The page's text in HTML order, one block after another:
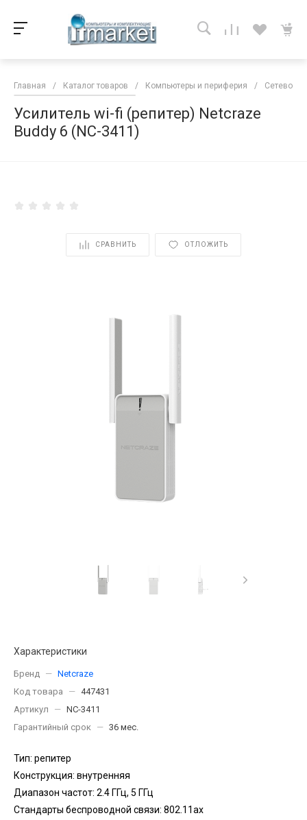
Главная / Каталог товаров / Компьютеры и периферия / Сетевое
Усилитель wi-fi (репитер) Netcraze
Buddy 6 (NC-3411)
СРАВНИТЬ ОТЛОЖИТЬ
Характеристики
Бренд — Netcraze
Код товара
— 447431
Артикул
— NC-3411
Гарантийный срок
— 36 мес.
Тип: репитер
Конструкция: внутренняя
Диапазон частот: 2.4 ГГц, 5 ГГц
Стандарты беспроводной связи: 802.11ax